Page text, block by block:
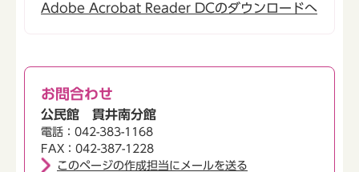
Adobe Acrobat Reader DCのダウンロードへ
お問合わせ
公民館 貫井南分館
電話：042-383-1168
FAX：042-387-1228
このページの作成担当にメールを送る